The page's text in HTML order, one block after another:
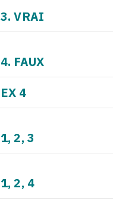
3. VRAI
4. FAUX
EX 4
1, 2, 3
1, 2, 4